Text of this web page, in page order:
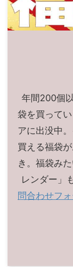
年間200個
袋を買って
アに出没中
買える福袋
き。福袋み
レンダー」
問合わせフ